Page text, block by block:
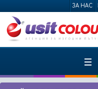
ЗА НАС